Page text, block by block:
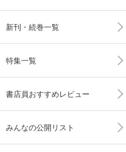
新刊・続巻一覧
特集一覧
書店員おすすめレビュー
みんなの公開リスト